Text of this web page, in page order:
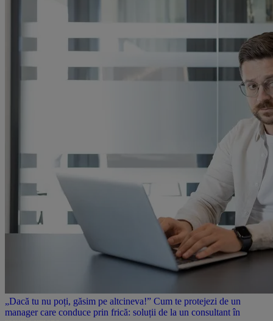
„Dacă tu nu poți, găsim pe altcineva!” Cum te protejezi de un
manager care conduce prin frică: soluții de la un consultant în